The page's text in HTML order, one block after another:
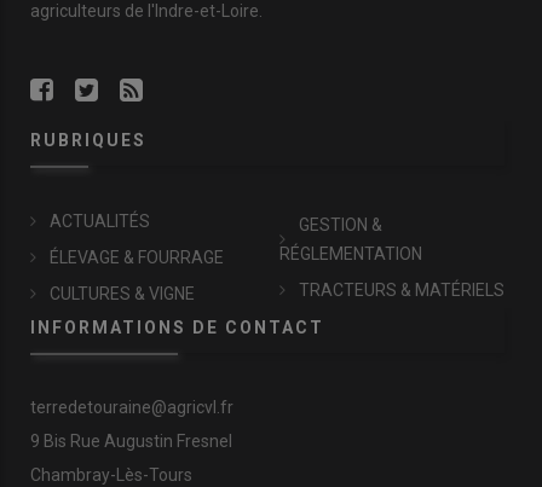
agriculteurs de l'Indre-et-Loire.
RUBRIQUES
ACTUALITÉS
ÉLEVAGE & FOURRAGE
CULTURES & VIGNE
GESTION &
RÉGLEMENTATION
TRACTEURS & MATÉRIELS
INFORMATIONS DE CONTACT
terredetouraine@agricvl.fr
9 Bis Rue Augustin Fresnel
Chambray-Lès-Tours